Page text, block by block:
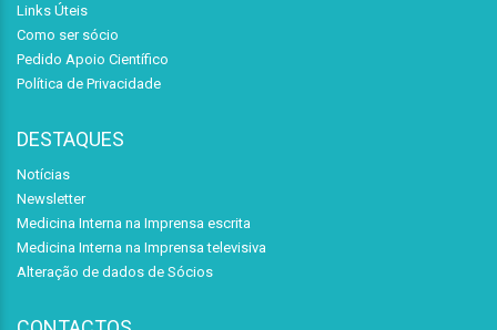
Links Úteis
Como ser sócio
Pedido Apoio Científico
Política de Privacidade
DESTAQUES
Notícias
Newsletter
Medicina Interna na Imprensa escrita
Medicina Interna na Imprensa televisiva
Alteração de dados de Sócios